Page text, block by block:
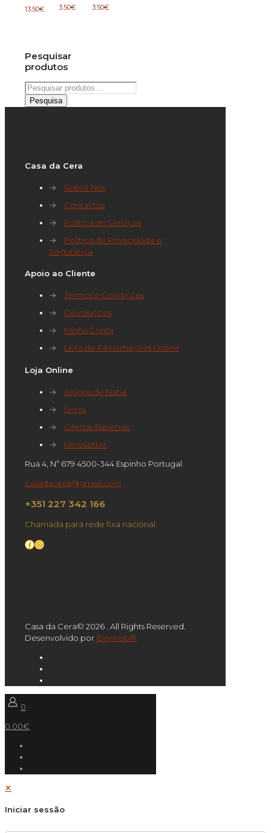
13.50€ 3.50€ 3.50€
Pesquisar
produtos
Pesquisar
por:
Pesquisa
Casa da Cera
→
Sobre Nós
→
Contactos
→
Política de Serviços
→
Política de Privacidade e
Segurança
Apoio ao Cliente
→
Termos e Condições
→
Devoluções
→
Minha Conta
→
Livro de Reclamações Online
Loja Online
→
Artigos de Natal
→
Livros
→
Ofertas Especiais
→
Newsletter
Rua 4, Nº 679 4500-344 Espinho Portugal
casadacera@gmail.com
+351 227 342 166
Chamada para rede fixa nacional
Facebook
Instagram
Casa da Cera© 2026 . All Rights Reserved.
Desenvolvido por Iberweb®
0
0.00€
✕
Iniciar sessão